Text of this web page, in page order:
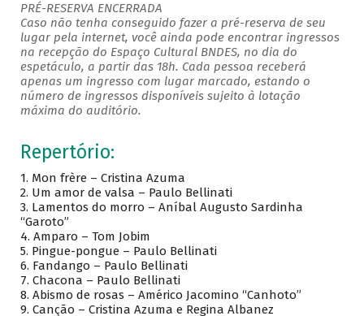
PRÉ-RESERVA ENCERRADA
Caso não tenha conseguido fazer a pré-reserva de seu
lugar pela internet, você ainda pode encontrar ingressos
na recepção do Espaço Cultural BNDES, no dia do
espetáculo, a partir das 18h. Cada pessoa receberá
apenas um ingresso com lugar marcado, estando o
número de ingressos disponíveis sujeito à lotação
máxima do auditório.
Repertório:
1. Mon frère – Cristina Azuma
2. Um amor de valsa – Paulo Bellinati
3. Lamentos do morro – Aníbal Augusto Sardinha
“Garoto”
4. Amparo – Tom Jobim
5. Pingue-pongue – Paulo Bellinati
6. Fandango – Paulo Bellinati
7. Chacona – Paulo Bellinati
8. Abismo de rosas – Américo Jacomino “Canhoto”
9. Canção – Cristina Azuma e Regina Albanez